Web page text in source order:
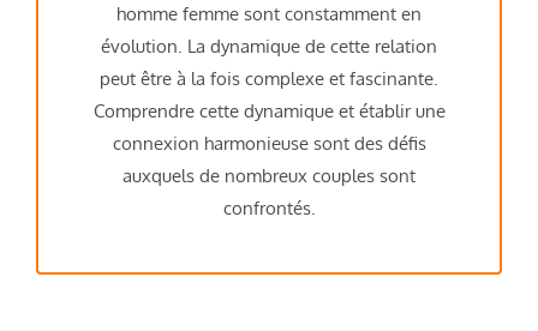
homme femme sont constamment en
évolution. La dynamique de cette relation
peut être à la fois complexe et fascinante.
Comprendre cette dynamique et établir une
connexion harmonieuse sont des défis
auxquels de nombreux couples sont
confrontés.